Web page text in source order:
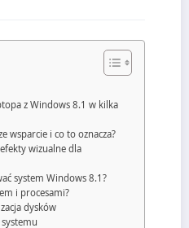
z Windows 8.1 w kilka
wsparcie i co to oznacza?
wizualne dla
system Windows 8.1?
i procesami?
dysków